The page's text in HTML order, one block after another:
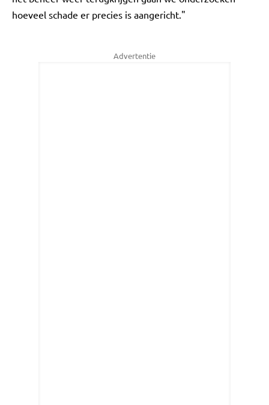
hoeveel schade er precies is aangericht."
Advertentie